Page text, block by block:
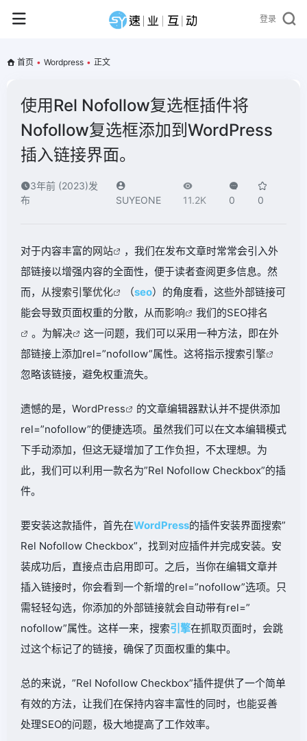
登录
首页 • Wordpress • 正文
使用Rel Nofollow复选框插件将
Nofollow复选框添加到WordPress
插入链接界面。
3年前 (2023)发
布
SUYEONE 11.2K 0 0
对于内容丰富的网站
，我们在发布文章时常常会引入外
部链接以增强内容的全面性，便于读者查阅更多信息。然
而，从搜索引擎优化 （seo）的角度看，这些外部链接可
能会导致页面权重的分散，从而影响 我们的SEO排名
。为解决
这一问题，我们可以采用一种方法，即在外
部链接上添加rel=”nofollow”属性。这将指示搜索引擎
忽略该链接，避免权重流失。
遗憾的是， WordPress
的文章编辑器默认并不提供添加
rel=”nofollow”的便捷选项。虽然我们可以在文本编辑模式
下手动添加，但这无疑增加了工作负担，不太理想。为
此，我们可以利用一款名为”Rel Nofollow Checkbox”的插
件。
要安装这款插件，首先在WordPress的插件安装界面搜索”
Rel Nofollow Checkbox”，找到对应插件并完成安装。安
装成功后，直接点击启用即可。之后，当你在编辑文章并
插入链接时，你会看到一个新增的rel=”nofollow”选项。只
需轻轻勾选，你添加的外部链接就会自动带有rel=”
nofollow”属性。这样一来，搜索引擎在抓取页面时，会跳
过这个标记了的链接，确保了页面权重的集中。
总的来说，”Rel Nofollow Checkbox”插件提供了一个简单
有效的方法，让我们在保持内容丰富性的同时，也能妥善
处理SEO的问题，极大地提高了工作效率。